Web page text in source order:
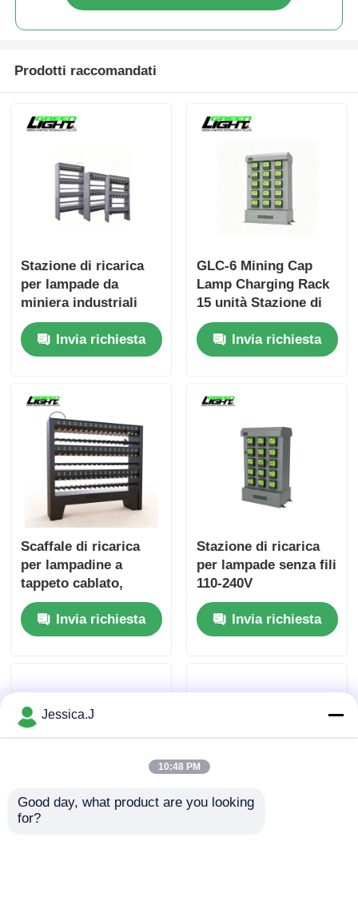
Prodotti raccomandati
Stazione di ricarica
per lampade da
miniera industriali
per lampade a filo |
Rack di ricarica
multi-unità con
cortocircuito
Invia richiesta
GLC-6 Mining Cap
Lamp Charging Rack
15 unità Stazione di
ricarica a doppio lato
per lampade minatrici
senza fili 110-240V
industriale
Invia richiesta
Scaffale di ricarica
per lampadine a
tappeto cablato,
lampadine per
miniereInvia richiesta
Stazione di ricarica
per lampade senza fili
110-240V
Invia richiesta
CE GLC-6 stazione di
Jessica.J
10:48 PM
Good day, what product are you looking
for?